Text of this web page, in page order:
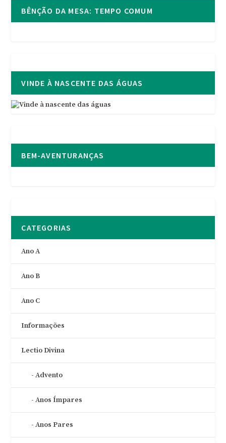
BÊNÇÃO DA MESA: TEMPO COMUM
VINDE À NASCENTE DAS ÁGUAS
BEM-AVENTURANÇAS
CATEGORIAS
Ano A
Ano B
Ano C
Informações
Lectio Divina
Advento
Anos Ímpares
Anos Pares